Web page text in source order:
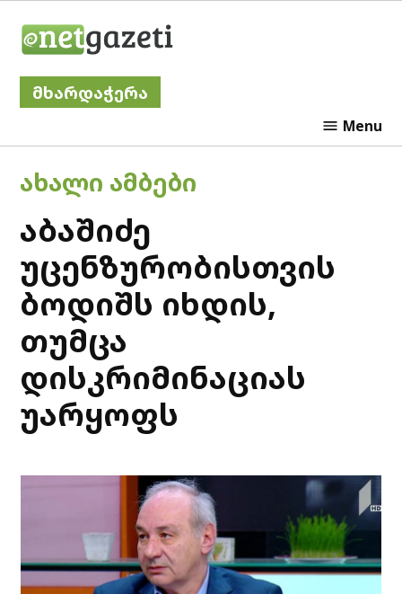
მხარდაჭერა
Menu
POSTED
IN
ᲐᲮᲐᲚᲘ ᲐᲛᲑᲔᲑᲘ
აბაშიძე
უცენზურობისთვის
ბოდიშს იხდის,
თუმცა
დისკრიმინაციას
უარყოფს